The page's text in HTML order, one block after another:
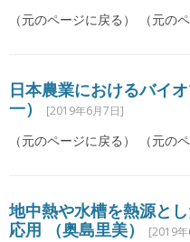
（元のページに戻る） （元の
日本農業におけるバイ
一）
[2019年6月7日]
（元のページに戻る） （元の
地中熱や水槽を熱源と
応用 （奥島里美）
[2019